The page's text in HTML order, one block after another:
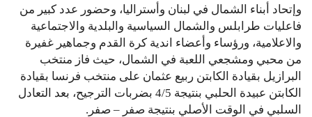
وإتحاد أبناء الشمال في لبنان وأستراليا، وحضور عدد كبير من
فاعليات طرابلس والشمال السياسية والبلدية والاجتماعية
والاعلامية، ورؤساء وأعضاء اندية كرة القدم وجماهير غفيرة
من محبي ومشجعي اللعبة في الشمال، حيث فاز منتخب
البرازيل بقيادة الكابتن ربيع عثمان على منتخب فرنسا بقيادة
الكابتن عبيدة الحلبي بنتيجة 4/5 بضربات الترجيح، بعد التعادل
السلبي في الوقت الأصلي بنتيجة صفر – صفر.